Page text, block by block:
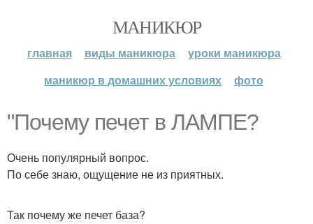
МАНИКЮР
главная виды маникюра
уроки маникюра
маникюр в домашних условиях
фото
"Почему печет в ЛАМПЕ?
Очень популярный вопрос.
По себе знаю, ощущение не из приятных.
Так почему же печет база?